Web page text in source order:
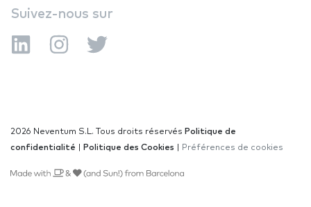
Suivez-nous sur
2026 Neventum S.L. Tous droits réservés Politique de
confidentialité
Politique des Cookies Préférences de cookies